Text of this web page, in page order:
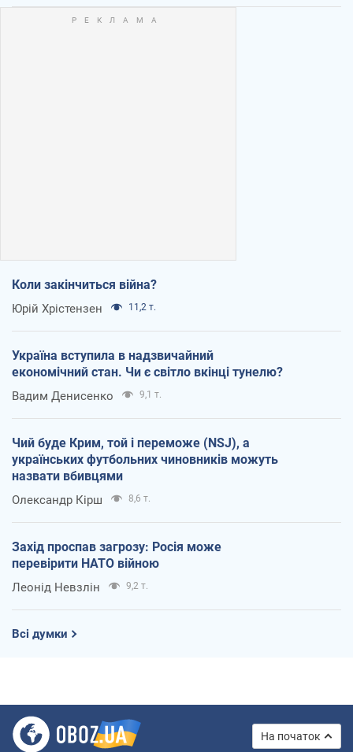
Коли закінчиться війна?
Юрій Хрістензен 11,2 т.
Україна вступила в надзвичайний
економічний стан. Чи є світло вкінці тунелю?
Вадим Денисенко 9,1 т.
Чий буде Крим, той і переможе (NSJ), а
українських футбольних чиновників можуть
назвати вбивцями
Олександр Кірш 8,6 т.
Захід проспав загрозу: Росія може
перевірити НАТО війною
Леонід Невзлін 9,2 т.
Всі думки
На початок